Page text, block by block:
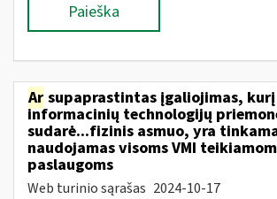
Paieška
Ar supaprastintas įgaliojimas, kurį
informacinių technologijų
sudarė...fizinis asmuo, yra
naudojamas visoms VMI
paslaugoms
Web turinio sąrašas 2024-10-17